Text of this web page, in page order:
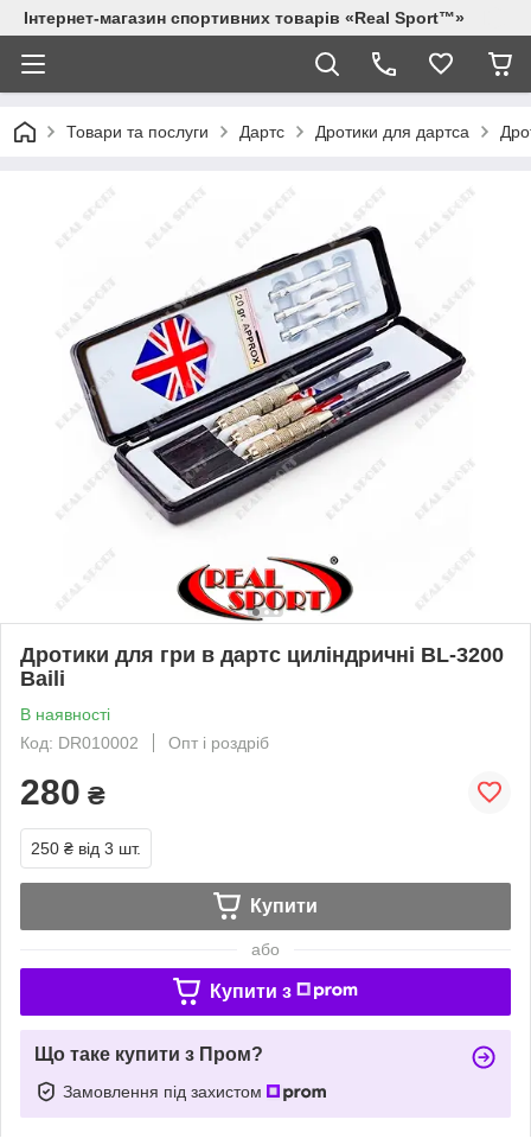
Інтернет-магазин спортивних товарів «Real Sport™»
Товари та послуги Дартс Дротики для дартса
Дротики для гри в дартс циліндричні BL-3200
Baili
В наявності
Код: DR010002
Опт і роздріб
280 ₴
250 ₴ від 3 шт.
Купити
або
Купити з
Що таке купити з Пром?
Замовлення під захистом